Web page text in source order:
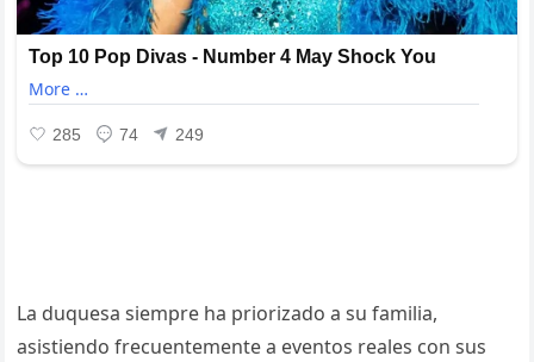
La duquesa siempre ha priorizado a su familia,
asistiendo frecuentemente a eventos reales con sus